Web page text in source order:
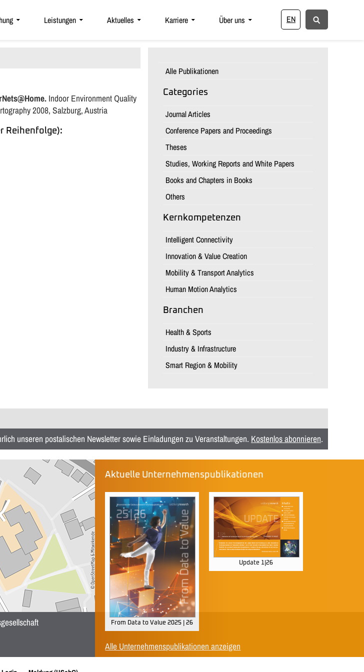
EN
Leistungen Aktuelles Karriere Über uns
Indoor Environment Quality
2008, Salzburg, Austria
Reihenfolge):
Alle Publikationen
Categories
Journal Articles
Conference Papers and Proceedings
Theses
Studies, Working Reports and White Papers
Books and Chapters in Books
Others
Kernkompetenzen
Intelligent Connectivity
Innovation & Value Creation
Mobility & Transport Analytics
Human Motion Analytics
Branchen
Health & Sports
Industry & Infrastructure
Smart Region & Mobility
unseren postalischen Newsletter sowie Einladungen zu Veranstaltungen. Kostenlos abonnieren.
Aktuelle Unternehmenspublikationen
From Data to Value 2025 | 26
Update 1|26
Alle Unternehmenspublikationen anzeigen